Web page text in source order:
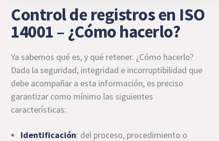
Control de registros en ISO
14001 – ¿Cómo hacerlo?
Ya sabemos qué es, y qué retener. ¿Cómo hacerlo?
Dada la seguridad, integridad e incorruptibilidad que
debe acompañar a esta información, es preciso
garantizar como mínimo las siguientes
características:
Identificación: del proceso, procedimiento o